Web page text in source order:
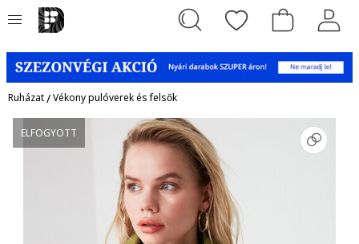
Ruházat/Vékony pulóverek és felsők
ELFOGYOTT